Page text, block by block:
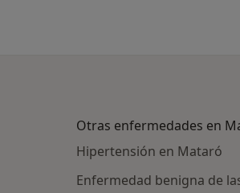
Otras enfermedades en
Hipertensión en Mataró
Enfermedad benigna de